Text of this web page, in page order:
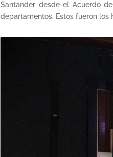
Santander desde el Acuerdo
departamentos. Estos fueron los